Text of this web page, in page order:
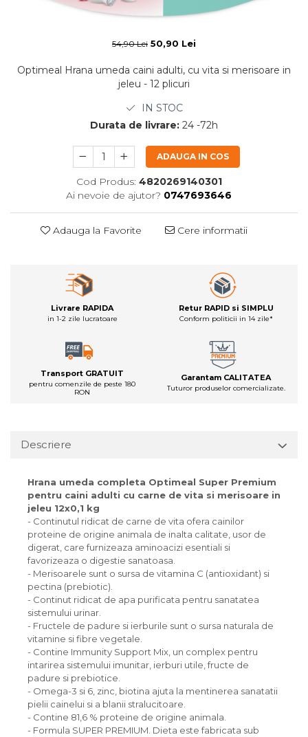
54,90 Lei 50,90 Lei
Optimeal Hrana umeda caini adulti, cu vita si merisoare in
jeleu - 12 plicuri
IN STOC
Durata de livrare: 24 -72h
ADAUGA IN COS
Cod Produs: 4820269140301
Ai nevoie de ajutor? 0747693646
Adauga la Favorite Cere informatii
Livrare RAPIDA
in 1-2 zile lucratoare
Retur RAPID si SIMPLU
Conform politicii in 14 zile*
Transport GRATUIT
pentru comenzile de peste 180
RON
Garantam CALITATEA
Tuturor produselor comercializate.
Descriere
Hrana umeda completa Optimeal Super Premium
pentru caini adulti cu carne de vita si merisoare in
jeleu 12x0,1 kg
- Continutul ridicat de carne de vita ofera cainilor
proteine de origine animala de inalta calitate, usor de
digerat, care furnizeaza aminoacizi esentiali si
favorizeaza o digestie sanatoasa.
- Merisoarele sunt o sursa de vitamina C (antioxidant) si
pectina (prebiotic).
- Continut ridicat de apa purificata pentru sanatatea
sistemului urinar.
- Fructele de padure si ierburile sunt o sursa naturala de
vitamine si fibre vegetale.
- Contine Immunity Support Mix, un complex pentru
intarirea sistemului imunitar, ierburi utile, fructe de
padure si prebiotice.
- Omega-3 si 6, zinc, biotina ajuta la mentinerea sanatatii
pielii cainelui si a blanii stralucitoare.
- Contine 81,6 % proteine de origine animala.
- Formula SUPER PREMIUM. Dieta este fabricata sub